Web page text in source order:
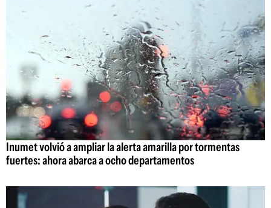
Inumet volvió a ampliar la alerta amarilla por tormentas
fuertes: ahora abarca a ocho departamentos